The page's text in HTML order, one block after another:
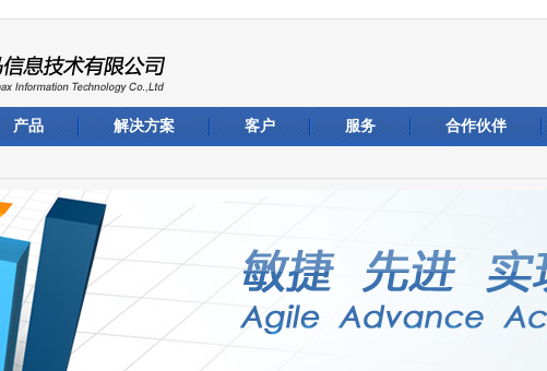
产品 解决方案 客户 服务 合作伙伴